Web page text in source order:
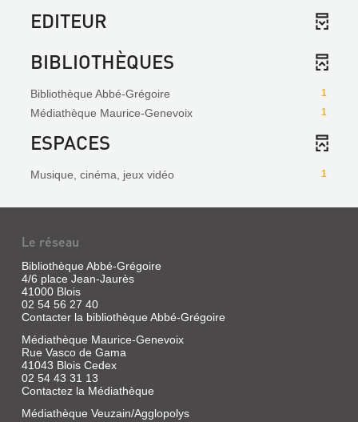
EDITEUR
BIBLIOTHÈQUES
1
Bibliothèque Abbé-Grégoire
1
Médiathèque Maurice-Genevoix
ESPACES
1
Musique, cinéma, jeux vidéo
Le réseau
Bibliothèque Abbé-Grégoire
4/6 place Jean-Jaurès
41000 Blois
02 54 56 27 40
Contacter la bibliothèque Abbé-Grégoire
Médiathèque Maurice-Genevoix
Rue Vasco de Gama
41043 Blois Cedex
02 54 43 31 13
Contactez la Médiathèque
Médiathèque Veuzain/Agglopolys